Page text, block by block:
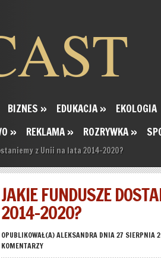
BIZNES » EDUKACJA » EKOLOGIA
» REKLAMA » ROZRYWKA »
z Unii na lata 2014-2020?
JAKIE FUNDUSZE
2014-2020?
OPUBLIKOWAŁ(A)ALEKSANDRA DNIA 27 SIERPNIA
KOMENTARZY